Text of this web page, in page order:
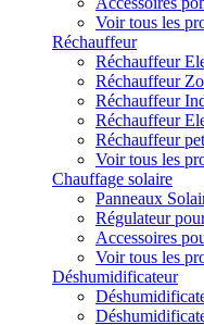
Voir tous les
Réchauffeur
Réchauffeur
Réchauffeur
Réchauffeur
Réchauffeur
Réchauffeur
Voir tous les
Chauffage solaire
Panneaux
Régulateur
Accessoires
Voir tous les
Déshumidificateur